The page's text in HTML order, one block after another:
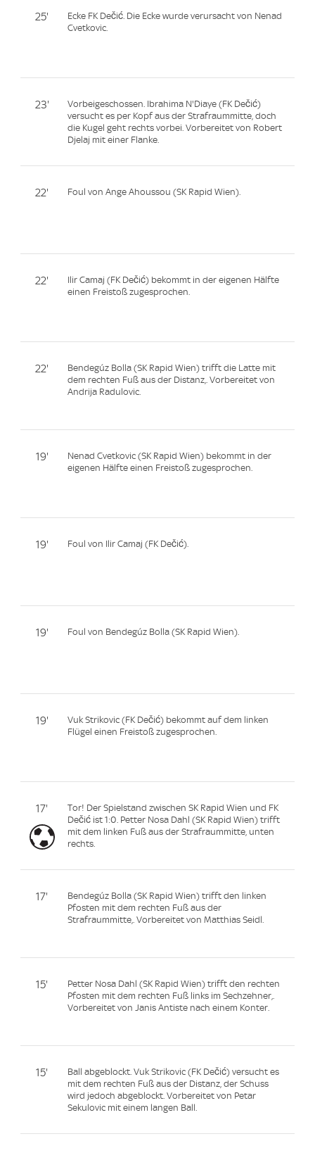
25'
Ecke FK Dečić. Die Ecke wurde verursacht von Nenad
Cvetkovic.
23'
Vorbeigeschossen. Ibrahima N'Diaye (FK Dečić)
versucht es per Kopf aus der Strafraummitte, doch
die Kugel geht rechts vorbei. Vorbereitet von Robert
Djelaj mit einer Flanke.
22' Foul von Ange Ahoussou (SK Rapid Wien).
22'
Ilir Camaj (FK Dečić) bekommt in der eigenen Hälfte
einen Freistoß zugesprochen.
22'
Bendegúz Bolla (SK Rapid Wien) trifft die Latte mit
dem rechten Fuß aus der Distanz,. Vorbereitet von
Andrija Radulovic.
19'
Nenad Cvetkovic (SK Rapid Wien) bekommt in der
eigenen Hälfte einen Freistoß zugesprochen.
19' Foul von Ilir Camaj (FK Dečić).
19' Foul von Bendegúz Bolla (SK Rapid Wien).
19'
Vuk Strikovic (FK Dečić) bekommt auf dem linken
Flügel einen Freistoß zugesprochen.
17'
Tor! Der Spielstand zwischen SK Rapid Wien und FK
Dečić ist 1:0. Petter Nosa Dahl (SK Rapid Wien) trifft
mit dem linken Fuß aus der Strafraummitte, unten
rechts.
17'
Bendegúz Bolla (SK Rapid Wien) trifft den linken
Pfosten mit dem rechten Fuß aus der
Strafraummitte,. Vorbereitet von Matthias Seidl.
15'
Petter Nosa Dahl (SK Rapid Wien) trifft den rechten
Pfosten mit dem rechten Fuß links im Sechzehner,.
Vorbereitet von Janis Antiste nach einem Konter.
15'
Ball abgeblockt. Vuk Strikovic (FK Dečić) versucht es
mit dem rechten Fuß aus der Distanz, der Schuss
wird jedoch abgeblockt. Vorbereitet von Petar
Sekulovic mit einem langen Ball.